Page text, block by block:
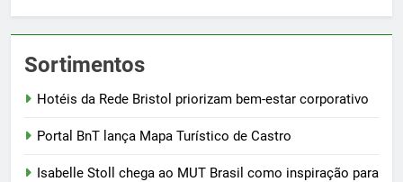
Sortimentos
Hotéis da Rede Bristol priorizam bem-estar corporativo
Portal BnT lança Mapa Turístico de Castro
Isabelle Stoll chega ao MUT Brasil como inspiração para